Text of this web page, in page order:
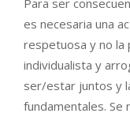
es necesaria una
respetuosa y no la
individualista y
ser/estar juntos y
fundamentales. Se